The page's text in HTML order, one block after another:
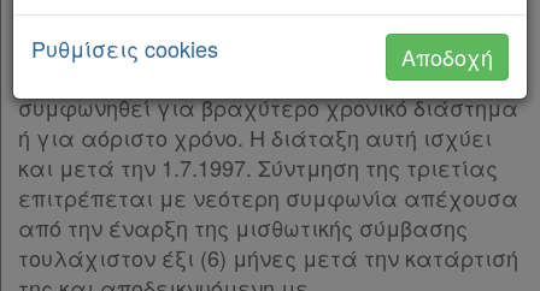
Διακρατικές
Συμφωνίες
Ελλάδας
Πληροφορίες
Παρ.1
Άρθρο 8 [-]
Παρ.1
Παρ.2
Παρ.3
Παρ.4
Παρ.5
1. Η μίσθωση ακινήτου για κατοικία ισχύει
τουλάχιστον για τρία (3) έτη, κι αν ακόμη έχει
συμφωνηθεί για βραχύτερο χρονικό διάστημα
ή για αόριστο χρόνο. Η διάταξη αυτή ισχύει
και μετά την 1.7.1997. Σύντμηση της τριετίας
επιτρέπεται με νεότερη συμφωνία απέχουσα
από την έναρξη της μισθωτικής σύμβασης
τουλάχιστον έξι (6) μήνες μετά την κατάρτισή
Ρυθμίσεις cookies Αποδοχή